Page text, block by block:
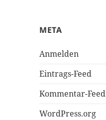
META
Anmelden
Eintrags-Feed
Kommentar-Feed
WordPress.org